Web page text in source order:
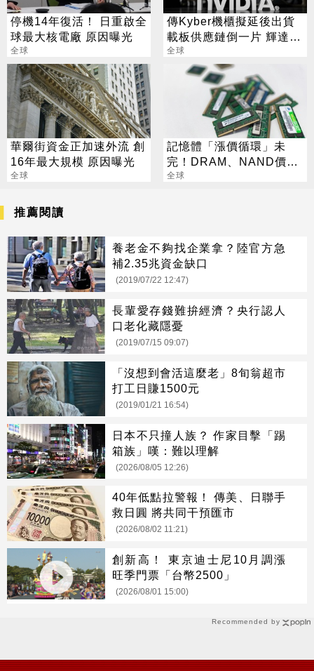
停機14年復活！ 日重啟全
球最大核電廠 原因曝光
全球
傳Kyber機櫃擬延後出貨
載板供應鏈倒一片 輝達急
回應
全球
華爾街資金正加速外流 創
16年最大規模 原因曝光
全球
記憶體「漲價循環」未
完！DRAM、NAND價格
7月再創新高
全球
Recommended by
推薦閱讀
養老金不夠找企業拿？陸官方急
補2.35兆資金缺口
(2019/07/22 12:47)
長輩愛存錢難拚經濟？央行認人
口老化藏隱憂
(2019/07/15 09:07)
「沒想到會活這麼老」8旬翁超市
打工日賺1500元
(2019/01/21 16:54)
日本不只撞人族？ 作家目擊「踢
箱族」嘆：難以理解
(2026/08/05 12:26)
40年低點拉警報！ 傳美、日聯手
救日圓 將共同干預匯市
(2026/08/02 11:21)
創新高！ 東京迪士尼10月調漲
旺季門票「台幣2500」
(2026/08/01 15:00)